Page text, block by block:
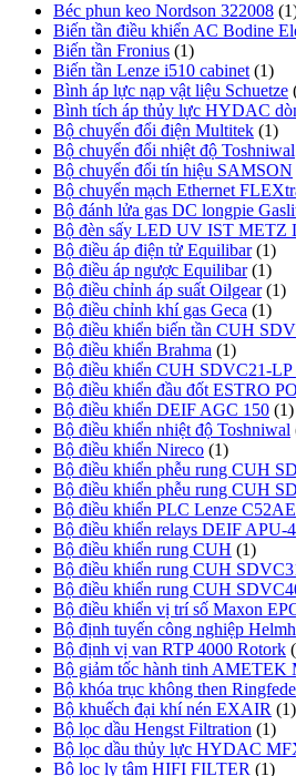
Béc phun keo Nordson 322008
Biến tần điều khiển AC Bodine
Biến tần Fronius (1)
Biến tần Lenze i510 cabinet (1)
Bình áp lực nạp vật liệu Schuetze
Bình tích áp thủy lực HYDAC
Bộ chuyển đổi điện Multitek (1)
Bộ chuyển đổi nhiệt độ Toshniwal
Bộ chuyển đổi tín hiệu SAMSON
Bộ chuyển mạch Ethernet
Bộ đánh lửa gas DC longpie
Bộ đèn sấy LED UV IST METZ
Bộ điều áp điện tử Equilibar (1)
Bộ điều áp ngược Equilibar (1)
Bộ điều chỉnh áp suất Oilgear (1)
Bộ điều chỉnh khí gas Geca (1)
Bộ điều khiển biến tần CUH
Bộ điều khiển Brahma (1)
Bộ điều khiển CUH SDVC21-
Bộ điều khiển đầu đốt ESTRO
Bộ điều khiển DEIF AGC 150 (1)
Bộ điều khiển nhiệt độ Toshniwal
Bộ điều khiển Nireco (1)
Bộ điều khiển phễu rung CUH
Bộ điều khiển phễu rung CUH
Bộ điều khiển PLC Lenze
Bộ điều khiển relays DEIF APU-4
Bộ điều khiển rung CUH (1)
Bộ điều khiển rung CUH
Bộ điều khiển rung CUH
Bộ điều khiển vị trí số Maxon
Bộ định tuyến công nghiệp
Bộ định vị van RTP 4000 Rotork
Bộ giảm tốc hành tinh AMETEK
Bộ khóa trục không then
Bộ khuếch đại khí nén EXAIR (1)
Bộ lọc dầu Hengst Filtration (1)
Bộ lọc dầu thủy lực HYDAC
Bộ lọc ly tâm HIFI FILTER (1)